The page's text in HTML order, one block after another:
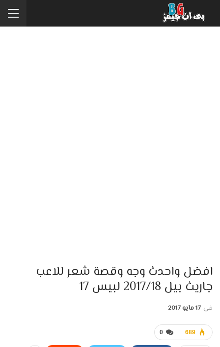
افضل واحدث وجه وقصة شعر للاعب
جاريث بيل 2017/18 لبيس 17
في 17 مايو 2017
0 689